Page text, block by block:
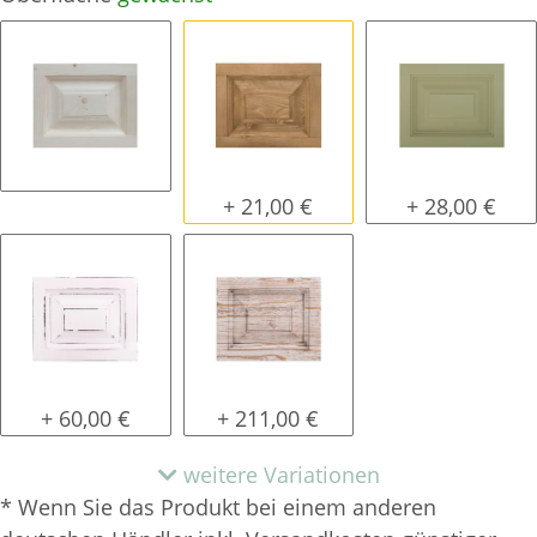
natur (unlackiert)gewachst
+ 21,00 € lackiert
+ 28,00 €
shabby chic / antik look
+ 60,00 € tief gebürstet
+ 211,00 €
weitere Variationen
* Wenn Sie das Produkt bei einem anderen